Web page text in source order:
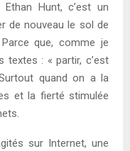
Hunt, c’est un
de nouveau le sol de
que, comme je
textes : « partir, c’est
quand on a la
et la fierté stimulée
sur Internet, une